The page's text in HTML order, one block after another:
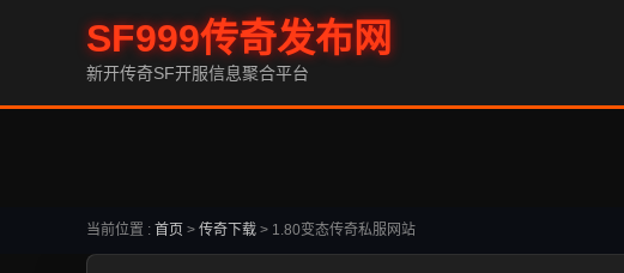
SF999传奇发布网
新开传奇SF开服信息聚合平台
当前位置 : 首页 > 传奇下载 > 1.80变态传奇私服网站